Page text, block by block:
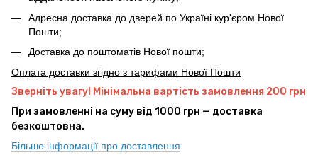
Адресна доставка до дверей по Україні кур'єром Нової
Пошти;
Доставка до поштоматів Нової пошти;
Оплата доставки згідно з тарифами Нової Пошти
Зверніть увагу! Мінімальна вартість замовлення 200 грн
При замовленні на суму від 1000 грн — доставка
безкоштовна.
Більше інформації про доставлення